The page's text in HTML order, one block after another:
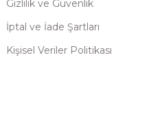
Gizlilik ve Güvenlik
İptal ve İade Şartları
Kişisel Veriler Politikası